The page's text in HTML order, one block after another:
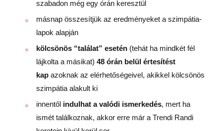
szabadon még egy órán keresztül
másnap összesítjük az eredményeket a szimpátia-
lapok alapján
kölcsönös “találat” esetén (tehát ha mindkét fél
lájkolta a másikat) 48 órán belül értesítést
kap azoknak az elérhetőségeivel, akikkel kölcsönös
szimpátia alakult ki
innentől indulhat a valódi ismerkedés, mert ha
ismét találkoznak, akkor erre már a Trendi Randi